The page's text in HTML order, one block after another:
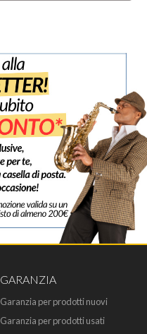
GARANZIA
Garanzia per prodotti nuovi
Garanzia per prodotti usati